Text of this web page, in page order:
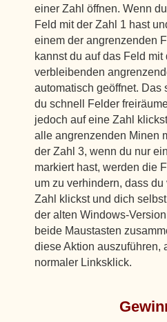
einer Zahl öffnen. Wenn
Feld mit der Zahl 1 hast
einem der angrenzenden
kannst du auf das Feld
verbleibenden
automatisch geöffnet. Das
du schnell Felder
jedoch auf eine Zahl
alle angrenzenden Minen
der Zahl 3, wenn du nur
markiert hast, werden die
um zu verhindern, dass
Zahl klickst und dich
der alten Windows-
beide Maustasten
diese Aktion auszuführen,
normaler Linksklick.